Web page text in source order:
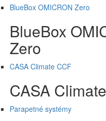
BlueBox OMICRON Zero
BlueBox
Zero
CASA Climate CCF
CASA
Parapetné systémy